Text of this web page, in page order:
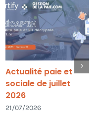
Actualité paie et
sociale de juillet
2026
21/07/2026